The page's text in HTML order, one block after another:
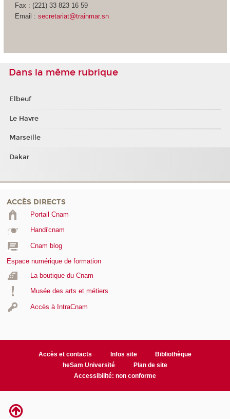
Fax : (221) 33 823 16 59
Email : secretariat@trainmar.sn
Dans la même rubrique
Elbeuf
Le Havre
Marseille
Dakar
ACCÈS DIRECTS
Portail Cnam
Handi'cnam
Cnam blog
Espace numérique de formation
La boutique du Cnam
Musée des arts et métiers
Accès à IntraCnam
Accès et contacts Infos site
Bibliothèque
heSam Université
Plan de site
Accessibilité: non conforme